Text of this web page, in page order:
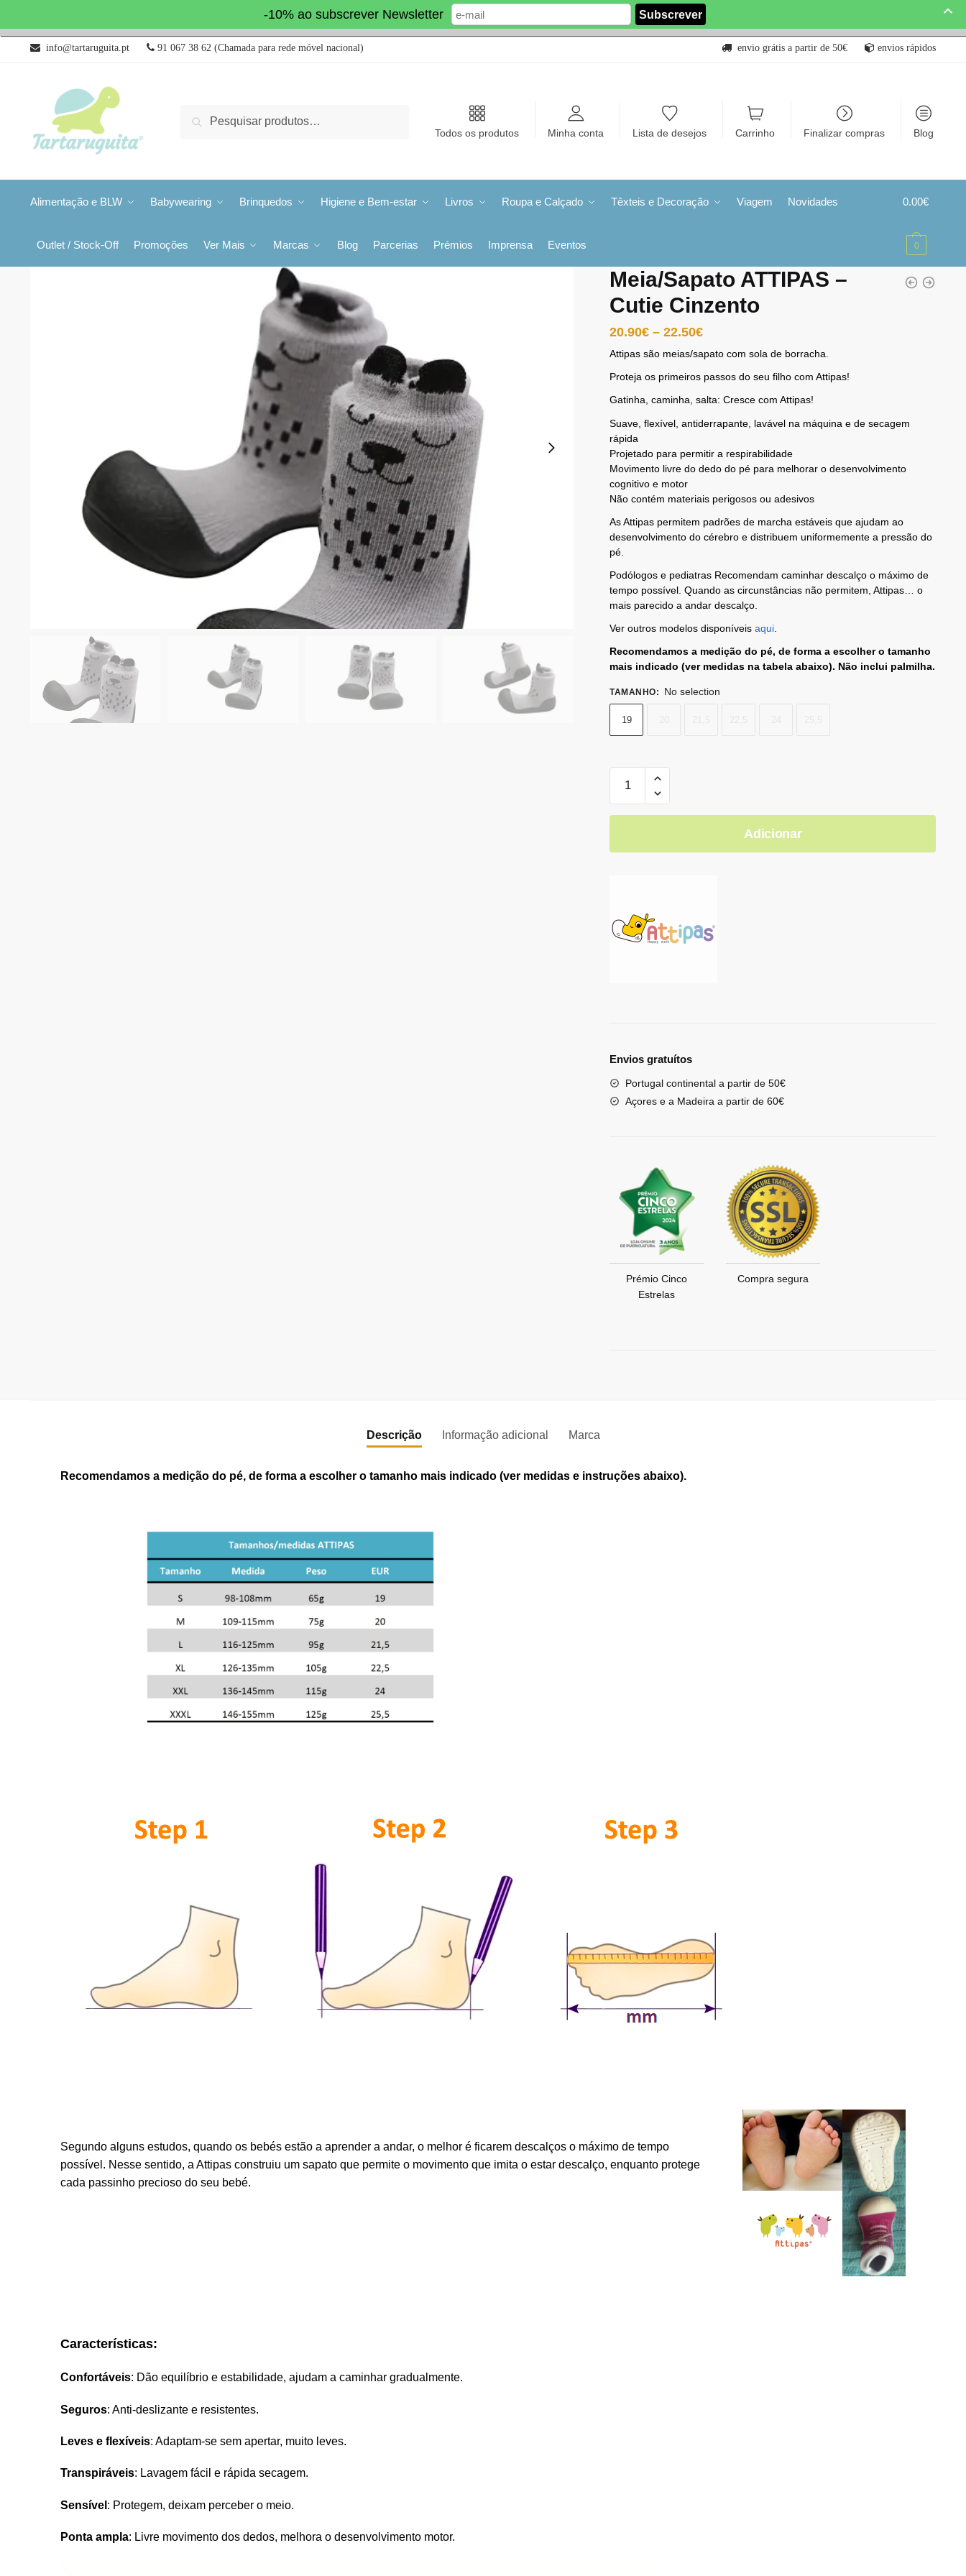
-10% ao subscrever Newsletter
info@tartaruguita.pt 91 067 38 62 (Chamada para rede móvel nacional) envio grátis a partir de 50€ envios rápidos
Pesquisa
Todos os produtos Minha conta Lista de desejos Carrinho Finalizar compras Blog
Alimentação e BLW Babywearing Brinquedos Higiene e Bem-estar Livros Roupa e Calçado Têxteis e Decoração Viagem Novidades
Outlet / Stock-Off Promoções Ver Mais Marcas Blog Parcerias Prémios Imprensa Eventos
0.00€
0
Meia/Sapato ATTIPAS –
Cutie Cinzento
20.90€ – 22.50€
Attipas são meias/sapato com sola de borracha.
Proteja os primeiros passos do seu filho com Attipas!
Gatinha, caminha, salta: Cresce com Attipas!
Suave, flexível, antiderrapante, lavável na máquina e de secagem
rápida
Projetado para permitir a respirabilidade
Movimento livre do dedo do pé para melhorar o desenvolvimento
cognitivo e motor
Não contém materiais perigosos ou adesivos
As Attipas permitem padrões de marcha estáveis ​​que ajudam ao
desenvolvimento do cérebro e distribuem uniformemente a pressão do
pé.
Podólogos e pediatras Recomendam caminhar descalço o máximo de
tempo possível. Quando as circunstâncias não permitem, Attipas… o
mais parecido a andar descalço.
Ver outros modelos disponíveisaqui
Recomendamos a medição do pé, de forma a escolher o tamanho
mais indicado (ver medidas na tabela abaixo). Não inclui palmilha.
TAMANHO: No selection
19
Adicionar
Envios gratuítos
Portugal continental a partir de 50€
Açores e a Madeira a partir de 60€
Prémio Cinco
Estrelas
Compra segura
Descrição Informação adicional Marca
Recomendamos a medição do pé, de forma a escolher o tamanho mais indicado (ver medidas e instruções abaixo).
Segundo alguns estudos, quando os bebés estão a aprender a andar, o melhor é ficarem descalços o máximo de tempo
possível. Nesse sentido, a Attipas construiu um sapato que permite o movimento que imita o estar descalço, enquanto protege
cada passinho precioso do seu bebé.
Características:
Confortáveis: Dão equilíbrio e estabilidade, ajudam a caminhar gradualmente.
Seguros: Anti-deslizante e resistentes.
Leves e flexíveis: Adaptam-se sem apertar, muito leves.
Transpiráveis: Lavagem fácil e rápida secagem.
Sensível : Protegem, deixam perceber o meio.
Ponta ampla: Livre movimento dos dedos, melhora o desenvolvimento motor.